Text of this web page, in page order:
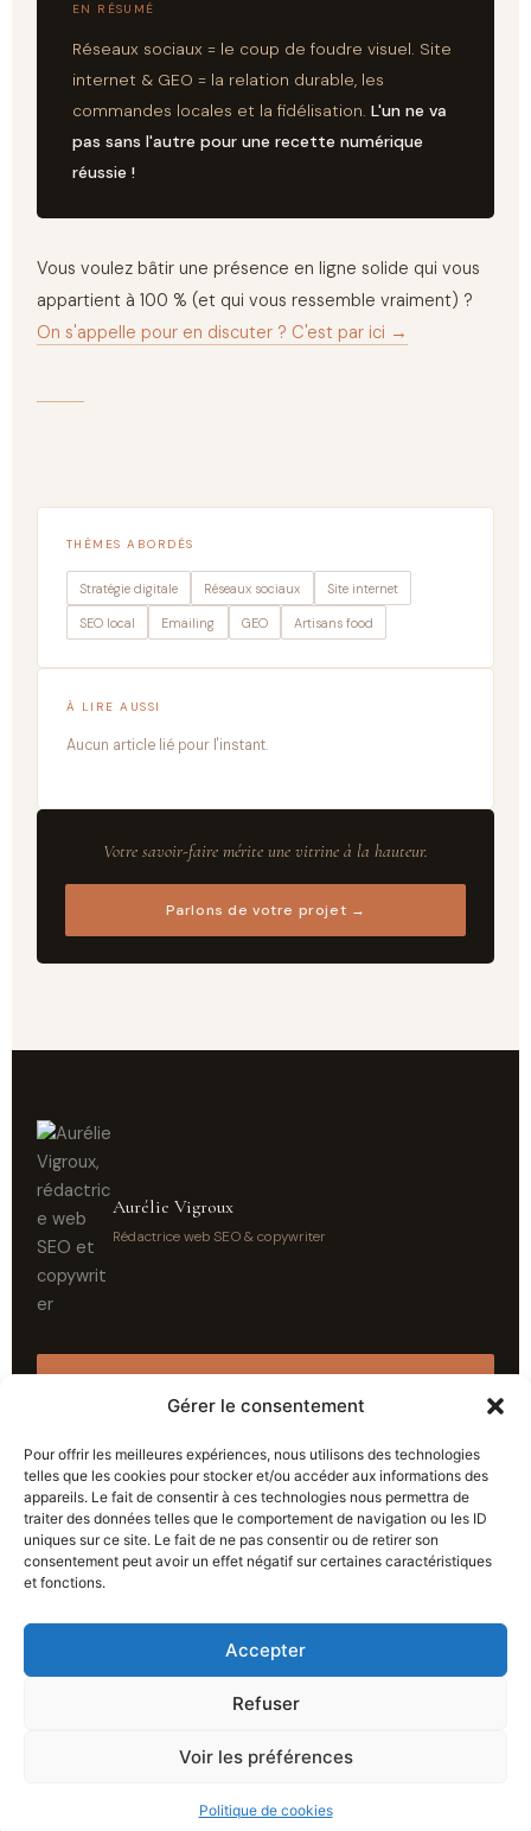
Gérer le consentement
Pour offrir les meilleures expériences, nous utilisons des technologies
telles que les cookies pour stocker et/ou accéder aux informations des
appareils. Le fait de consentir à ces technologies nous permettra de
traiter des données telles que le comportement de navigation ou les ID
uniques sur ce site. Le fait de ne pas consentir ou de retirer son
consentement peut avoir un effet négatif sur certaines caractéristiques
et fonctions.
Accepter
Refuser
Voir les préférences
Politique de cookies
EN RÉSUMÉ
Réseaux sociaux = le coup de foudre visuel. Site
internet & GEO = la relation durable, les
commandes locales et la fidélisation. L'un ne va
pas sans l'autre pour une recette numérique
réussie !
Vous voulez bâtir une présence en ligne solide qui vous
appartient à 100 % (et qui vous ressemble vraiment) ?
On s'appelle pour en discuter ? C'est par ici →
THÈMES ABORDÉS
Stratégie digitale Réseaux sociaux Site internet
SEO local Emailing GEO Artisans food
À LIRE AUSSI
Aucun article lié pour l'instant.
Votre savoir-faire mérite une vitrine à la hauteur.
Parlons de votre projet →
Aurélie Vigroux
Rédactrice web SEO & copywriter
PRÉCÉDENT SUIVANT
Politique de confidentialité
Mentions légales
À propos
Politique de cookies (UE)
Copyright © 2026 La Petite Plume Créative |